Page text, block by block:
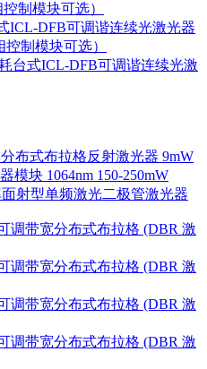
制模块可选）
ICL-DFB可调谐连续光激光器
制模块可选）
台式ICL-DFB可调谐连续光激
布式布拉格反射激光器 9mW
模块 1064nm 150-250mW
射型单频激光二极管激光器
调带宽分布式布拉格 (DBR 激
调带宽分布式布拉格 (DBR 激
调带宽分布式布拉格 (DBR 激
调带宽分布式布拉格 (DBR 激